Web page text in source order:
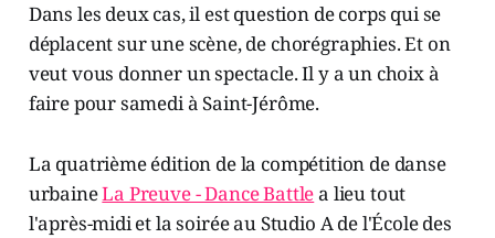
Dans les deux cas, il est question de corps qui se
déplacent sur une scène, de chorégraphies. Et on
veut vous donner un spectacle. Il y a un choix à
faire pour samedi à Saint-Jérôme.
La quatrième édition de la compétition de danse
urbaineLa Preuve - Dance Battlea lieu tout
l'après-midi et la soirée au Studio A de l'École des